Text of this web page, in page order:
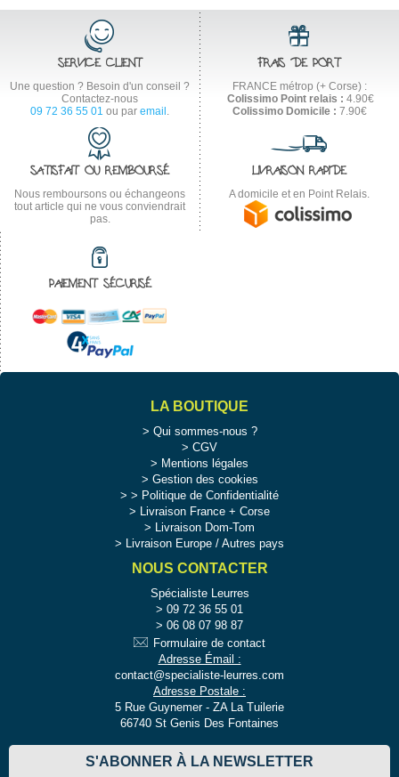
SERVICE CLIENT
Une question ? Besoin d'un conseil ?
Contactez-nous
09 72 36 55 01 ou par email .
FRAIS DE PORT
FRANCE métrop (+ Corse) :
Colissimo Point relais : 4.90€
Colissimo Domicile : 7.90€
SATISFAIT OU REMBOURSÉ
Nous remboursons ou échangeons
tout article qui ne vous conviendrait
pas.
LIVRAISON RAPIDE
A domicile et en Point Relais.
PAIEMENT SÉCURISÉ
LA BOUTIQUE
Qui sommes-nous ?
CGV
Mentions légales
Gestion des cookies
>
Politique de Confidentialité
Livraison France + Corse
Livraison Dom-Tom
Livraison Europe / Autres pays
NOUS CONTACTER
Spécialiste Leurres
09 72 36 55 01
06 08 07 98 87
Formulaire de contact
Adresse Émail :
contact@specialiste-leurres.com
Adresse Postale :
5 Rue Guynemer - ZA La Tuilerie
66740 St Genis Des Fontaines
S'ABONNER À LA NEWSLETTER